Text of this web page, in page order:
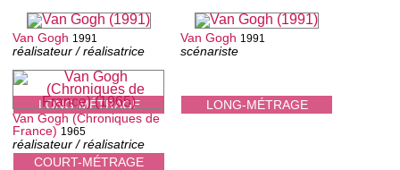
LONG-MÉTRAGE
Van Gogh 1991
réalisateur / réalisatrice
LONG-MÉTRAGE
Van Gogh 1991
scénariste
COURT-MÉTRAGE
Van Gogh (Chroniques de
France) 1965
réalisateur / réalisatrice